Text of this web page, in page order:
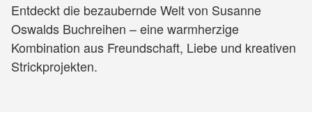
Entdeckt die bezaubernde Welt von Susanne
Oswalds Buchreihen – eine warmherzige
Kombination aus Freundschaft, Liebe und kreativen
Strickprojekten.